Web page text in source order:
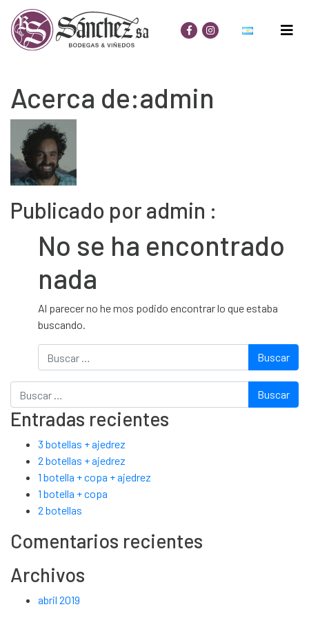
Acerca de:admin
Publicado por admin :
No se ha encontrado
nada
Al parecer no he mos podido encontrar lo que estaba
buscando.
Buscar
Buscar
Entradas recientes
3 botellas + ajedrez
2 botellas + ajedrez
1 botella + copa + ajedrez
1 botella + copa
2 botellas
Comentarios recientes
Archivos
abril 2019